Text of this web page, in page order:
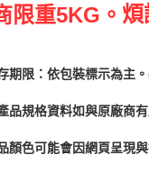
限重5KG。 煩
期限：依包裝標示為主
品規格資料如與原廠商
顏色可能會因網頁呈現